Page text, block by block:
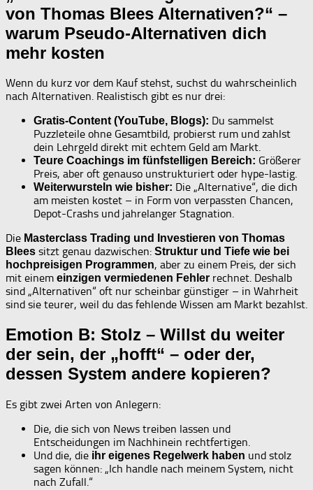
von Thomas Blees Alternativen?“ –
warum Pseudo-Alternativen dich
mehr kosten
Wenn du kurz vor dem Kauf stehst, suchst du wahrscheinlich
nach Alternativen. Realistisch gibt es nur drei:
Gratis-Content (YouTube, Blogs): Du sammelst
Puzzleteile ohne Gesamtbild, probierst rum und zahlst
dein Lehrgeld direkt mit echtem Geld am Markt.
Teure Coachings im fünfstelligen Bereich: Größerer
Preis, aber oft genauso unstrukturiert oder hype-lastig.
Weiterwursteln wie bisher: Die „Alternative“, die dich
am meisten kostet – in Form von verpassten Chancen,
Depot-Crashs und jahrelanger Stagnation.
Die Masterclass Trading und Investieren von Thomas
Blees sitzt genau dazwischen: Struktur und Tiefe wie bei
hochpreisigen Programmen, aber zu einem Preis, der sich
mit einem einzigen vermiedenen Fehler rechnet. Deshalb
sind „Alternativen“ oft nur scheinbar günstiger – in Wahrheit
sind sie teurer, weil du das fehlende Wissen am Markt bezahlst.
Emotion B: Stolz – Willst du weiter
der sein, der „hofft“ – oder der,
dessen System andere kopieren?
Es gibt zwei Arten von Anlegern:
Die, die sich von News treiben lassen und
Entscheidungen im Nachhinein rechtfertigen.
Und die, die ihr eigenes Regelwerk haben und stolz
sagen können: „Ich handle nach meinem System, nicht
nach Zufall.“